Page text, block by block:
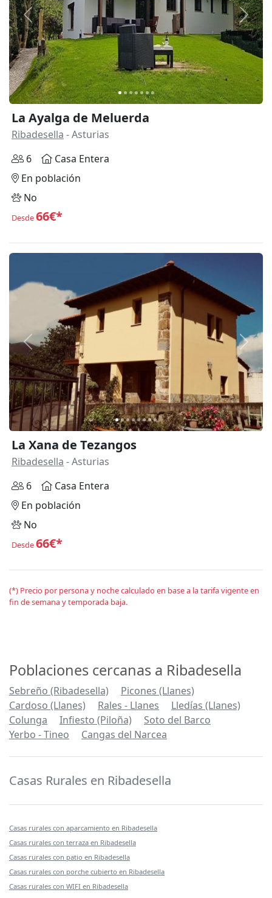
Anterior
La Ayalga de Meluerda
Ribadesella - Asturias
6
Casa Entera
En población
No
Desde66€*
Anterior
La Xana de Tezangos
Ribadesella - Asturias
6
Casa Entera
En población
No
Desde66€*
(*) Precio por persona y noche calculado en base a la tarifa vigente en
fin de semana y temporada baja.
Poblaciones cercanas a Ribadesella
Sebreño (Ribadesella)
Picones (Llanes)
Cardoso (Llanes)
Rales - Llanes
Lledías (Llanes)
Colunga
Infiesto (Piloña)
Soto del Barco
Yerbo - Tineo
Cangas del Narcea
Casas Rurales en Ribadesella
Casas rurales con aparcamiento en Ribadesella
Casas rurales con terraza en Ribadesella
Casas rurales con patio en Ribadesella
Casas rurales con porche cubierto en Ribadesella
Casas rurales con WIFI en Ribadesella